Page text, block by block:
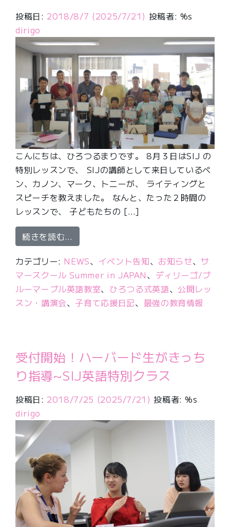
投稿日: 2018/8/7 (2025/7/21) 投稿者: %s
dirigo
こんにちは、ひろつるまりです。 8月３日はSIJ の
特別レッスンで、 SIJの講師として来日しているベ
ン、カノン、マーク、トニーが、 ライティングと
スピーチを教えました。 なんと、たった２時間の
レッスンで、 子どもたちの […]
続きを読む…
カテゴリー: NEWS、 イベント告知、 お知らせ、サ
マースクール Summer in JAPAN、 ディリーゴ/ブ
ルーマーブル英語教室、 ひろつる式英語、 公開レッ
スン・講演会、子育て応援日記、 最強の教育情報
受付開始！ハーバード生がきっち
り指導~SIJ英語特別クラス
投稿日: 2018/7/25 (2025/7/21) 投稿者: %s
dirigo